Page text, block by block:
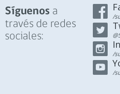
Síguenos a
través de redes
sociales:
/
/
/